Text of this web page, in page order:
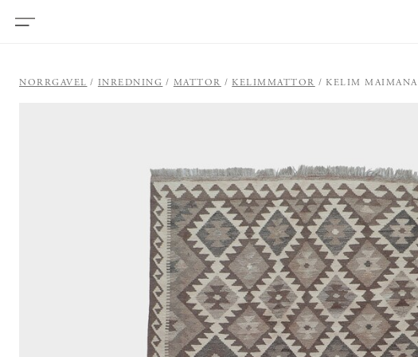
NORRGAVEL INREDNING MATTOR KELIMMATTOR KELIM MAIMANA